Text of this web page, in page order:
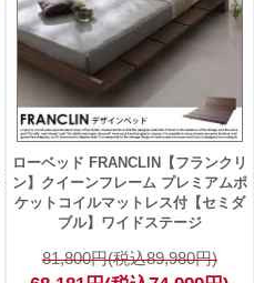
ローベッド FRANCLIN【フランクリ
ン】クイーンフレーム プレミアムポ
ケットコイルマットレス付【セミダ
ブル】ワイドステージ
81,800円(税込89,980円)